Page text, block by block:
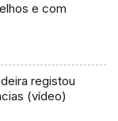
e com
registou
(vídeo)